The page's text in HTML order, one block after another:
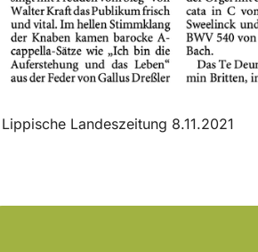
Lippische Landeszeitung 8.11.2021